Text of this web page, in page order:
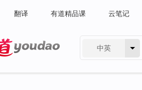
翻译 有道精品课 云笔记
中英